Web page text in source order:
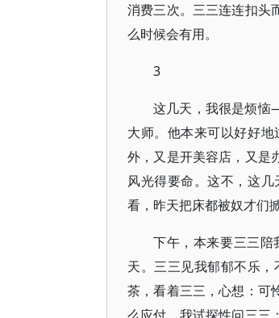
消费三次。三三连连扣头
么时候会有用。
3
这几天，我很是烦恼
大师。他本来可以好好
外，又是开美容店，又是
风光得要命。这不，这
看，昨天把床都被奴才们
下午，本来要三三
天。三三见我郁郁不乐
茶，看着三三，心想：可